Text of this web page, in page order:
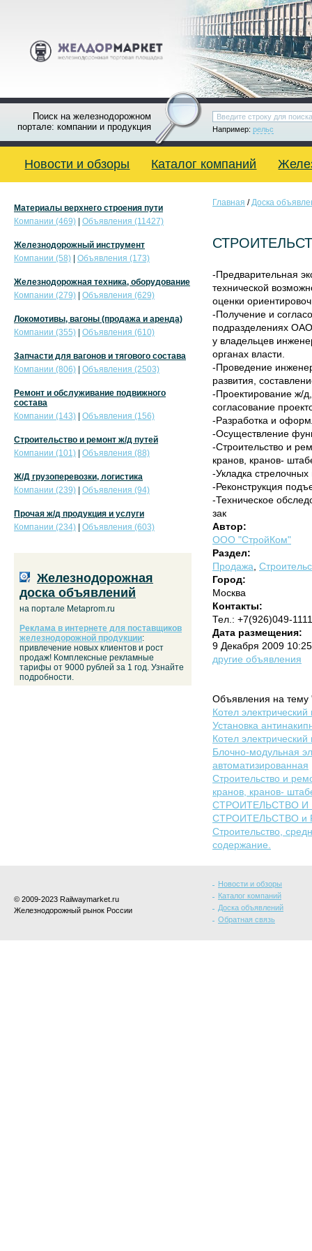
Поиск на железнодорожном
портале: компании и продукция
Например: рельс
Новости и обзоры Каталог компаний
Главная /Доска
-Предварительная
технической
оценки
-Получение и
подразделениях
у владельцев
органах власти.
-Проведение
развития,
-Проектирование ж/
согласование
-Разработка и
-Осуществление
-Строительство и
кранов, кранов-
-Укладка
-Реконструкция
-Техническое
зак
Автор:
ООО "СтройКом"
Раздел:
Продажа
Город:
Москва
Контакты:
Тел.: +7(926)049-
Дата размещения:
9 Декабря 2009
другие объявления
Объявления на тему
Котел
Установка
Котел
Блочно-модульная
автоматизированная
Строительство и
кранов, кранов-
СТРОИТЕЛЬСТВО
СТРОИТЕЛЬСТВО и
Строительство,
содержание.
Материалы верхнего строения пути
Компании (469)
Объявления (11427)
Железнодорожный инструмент
Компании (58)
Объявления (173)
Железнодорожная техника, оборудование
Компании (279)
Объявления (629)
Локомотивы, вагоны (продажа и аренда)
Компании (355)
Объявления (610)
Запчасти для вагонов и тягового состава
Компании (806)
Объявления (2503)
Ремонт и обслуживание подвижного
состава
Компании (143)
Объявления (156)
Строительство и ремонт ж/д путей
Компании (101)
Объявления (88)
Ж/Д грузоперевозки, логистика
Компании (239)
Объявления (94)
Прочая ж/д продукция и услуги
Компании (234)
Объявления (603)
Железнодорожная
доска объявлений
на портале Metaprom.ru
Реклама в интернете для поставщиков
железнодорожной продукции:
привлечение новых клиентов и рост
продаж! Комплексные рекламные
тарифы от 9000 рублей за 1 год. Узнайте
подробности.
© 2009-2023 Railwaymarket.ru
Железнодорожный рынок России
Новости и обзоры
Каталог компаний
Доска объявлений
Обратная связь